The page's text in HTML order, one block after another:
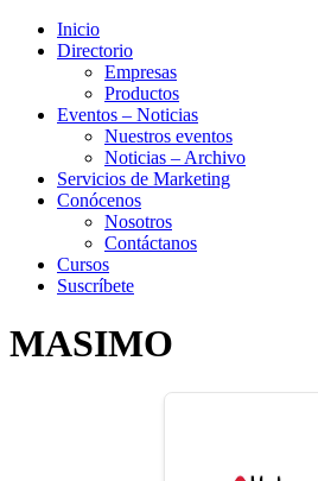
Inicio
Directorio
Empresas
Productos
Eventos – Noticias
Nuestros eventos
Noticias – Archivo
Servicios de Marketing
Conócenos
Nosotros
Contáctanos
Cursos
Suscríbete
MASIMO